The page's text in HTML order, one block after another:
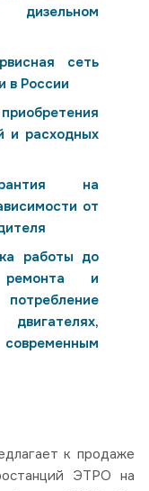
дизельном
сеть
в России
и расходных
на
от
работы до
ремонта и
к продаже
ЭТРО на